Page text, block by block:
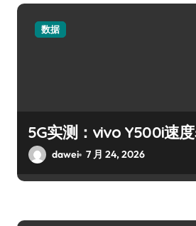
数据
5G实测：vivo Y500i速
dawei 7 月 24, 2026